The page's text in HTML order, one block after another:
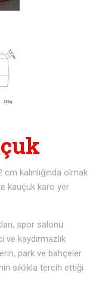
kalınlığında olmak
kauçuk karo yer
spor salonu
ve kaydırmazlık
park ve bahçeler
sıklıkla tercih ettiği